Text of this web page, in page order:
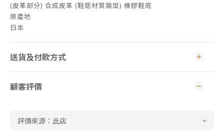
(皮革部分) 合成皮革 (鞋底材質類型) 橡膠鞋底
原產地
日本
送貨及付款方式
顧客評價